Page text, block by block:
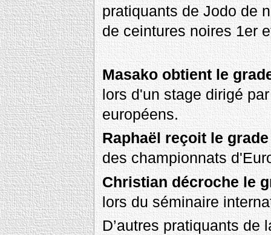
pratiquants de Jodo de
de ceintures noires 1er
Masako obtient le
lors d'un stage dirigé
européens.
Raphaël reçoit le
des championnats
Christian décroche le
lors du séminaire
D’autres pratiquants